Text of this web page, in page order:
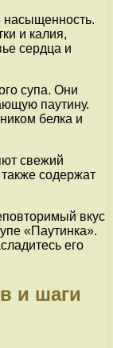
насыщенность.
и калия,
сердца и
супа. Они
паутину.
белка и
свежий
содержат
вкус
«Паутинка».
его
и шаги